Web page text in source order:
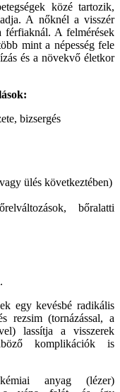
közé tartozik,
A nőknél a visszér
férfiaknál. A felmérések
mint a népesség fele
és a növekvő életkor
bizsergés
ülés következtében)
bőralatti
egy kevésbé radikális
rezsim (tornázással, a
lassítja a visszerek
komplikációk is
kémiai anyag (lézer)